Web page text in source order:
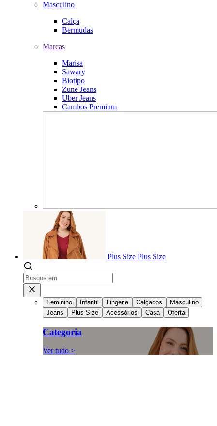
Masculino
Calça
Bermudas
Marcas
Marisa
Sawary
Biotipo
Zune Jeans
Uber Jeans
Cambos Premium
Plus Size Plus Size
Feminino Infantil Lingerie Calçados
Masculino
Jeans
Plus Size Acessórios Casa Oferta
Categoria
Ver tudo >